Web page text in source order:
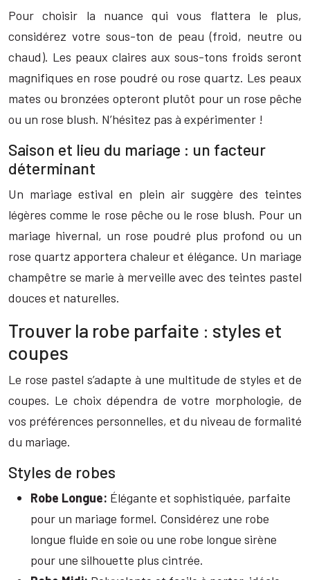
Pour choisir la nuance qui vous flattera le plus,
considérez votre sous-ton de peau (froid, neutre ou
chaud). Les peaux claires aux sous-tons froids seront
magnifiques en rose poudré ou rose quartz. Les peaux
mates ou bronzées opteront plutôt pour un rose pêche
ou un rose blush. N’hésitez pas à expérimenter !
Saison et lieu du mariage : un facteur
déterminant
Un mariage estival en plein air suggère des teintes
légères comme le rose pêche ou le rose blush. Pour un
mariage hivernal, un rose poudré plus profond ou un
rose quartz apportera chaleur et élégance. Un mariage
champêtre se marie à merveille avec des teintes pastel
douces et naturelles.
Trouver la robe parfaite : styles et
coupes
Le rose pastel s’adapte à une multitude de styles et de
coupes. Le choix dépendra de votre morphologie, de
vos préférences personnelles, et du niveau de formalité
du mariage.
Styles de robes
Robe Longue: Élégante et sophistiquée, parfaite
pour un mariage formel. Considérez une robe
longue fluide en soie ou une robe longue sirène
pour une silhouette plus cintrée.